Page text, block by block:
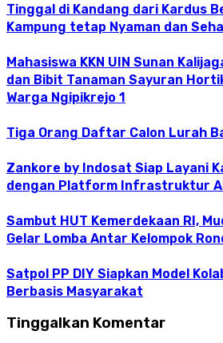
Tinggal di Kandang dari Kardus
Kampung tetap Nyaman dan
Mahasiswa KKN UIN Sunan
dan Bibit Tanaman Sayuran
Warga Ngipikrejo 1
Tiga Orang Daftar Calon Lurah
Zankore by Indosat Siap Layani
dengan Platform Infrastruktur
Sambut HUT Kemerdekaan RI,
Gelar Lomba Antar Kelompok
Satpol PP DIY Siapkan Model
Berbasis Masyarakat
Tinggalkan Komentar